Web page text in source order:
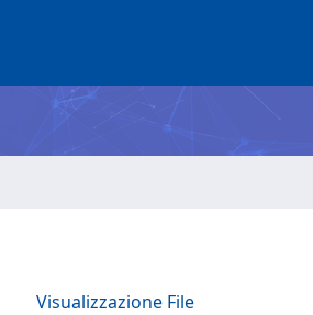
Visualizzazione File